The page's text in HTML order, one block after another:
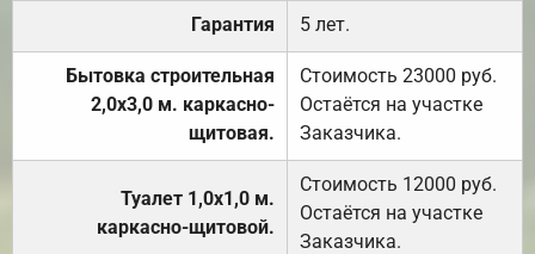
Гарантия 5 лет.
Бытовка строительная
2,0х3,0 м. каркасно-
щитовая.
Стоимость 23000 руб.
Остаётся на участке
Заказчика.
Туалет 1,0х1,0 м.
каркасно-щитовой.
Стоимость 12000 руб.
Остаётся на участке
Заказчика.